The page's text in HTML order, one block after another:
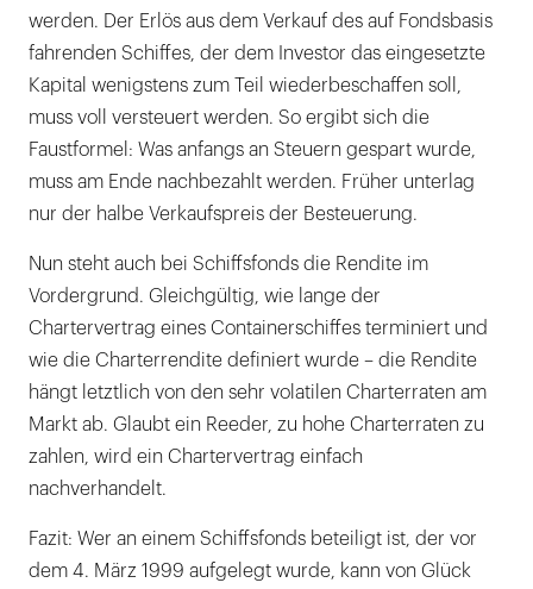
werden. Der Erlös aus dem Verkauf des auf Fondsbasis
fahrenden Schiffes, der dem Investor das eingesetzte
Kapital wenigstens zum Teil wiederbeschaffen soll,
muss voll versteuert werden. So ergibt sich die
Faustformel: Was anfangs an Steuern gespart wurde,
muss am Ende nachbezahlt werden. Früher unterlag
nur der halbe Verkaufspreis der Besteuerung.
Nun steht auch bei Schiffsfonds die Rendite im
Vordergrund. Gleichgültig, wie lange der
Chartervertrag eines Containerschiffes terminiert und
wie die Charterrendite definiert wurde – die Rendite
hängt letztlich von den sehr volatilen Charterraten am
Markt ab. Glaubt ein Reeder, zu hohe Charterraten zu
zahlen, wird ein Chartervertrag einfach
nachverhandelt.
Fazit: Wer an einem Schiffsfonds beteiligt ist, der vor
dem 4. März 1999 aufgelegt wurde, kann von Glück